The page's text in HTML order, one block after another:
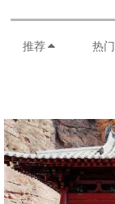
推荐 热门